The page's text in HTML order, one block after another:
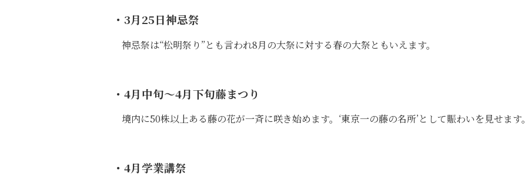
・3月25日神忌祭
神忌祭は“松明祭り”とも言われ8月の大祭に対する春の大祭ともいえます。
・4月中旬〜4月下旬藤まつり
境内に50株以上ある藤の花が一斉に咲き始めます。‘東京一の藤の名所’として賑わいを見せます。
・4月学業講祭